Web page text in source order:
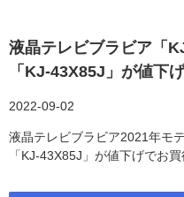
液晶テレビブラビア「
「KJ-43X85J」が値下
2022-09-02
液晶テレビブラビア2021年モ
「KJ-43X85J」が値下げでお